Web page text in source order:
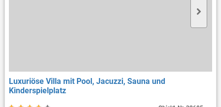
Luxuriöse Villa mit Pool, Jacuzzi, Sauna und
Kinderspielplatz